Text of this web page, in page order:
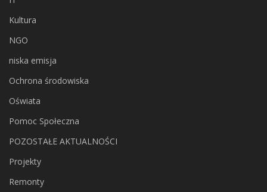
Kultura
NGO
niska emisja
Ochrona środowiska
Oświata
Pomoc Społeczna
POZOSTAŁE AKTUALNOŚCI
Projekty
Remonty